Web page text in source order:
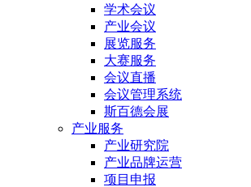
学术会议
产业会议
展览服务
大赛服务
会议直播
会议管理系统
斯百德会展
产业服务
产业研究院
产业品牌运营
项目申报